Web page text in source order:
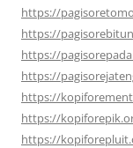
https://
https://
https://
https://
https://
https://
https://